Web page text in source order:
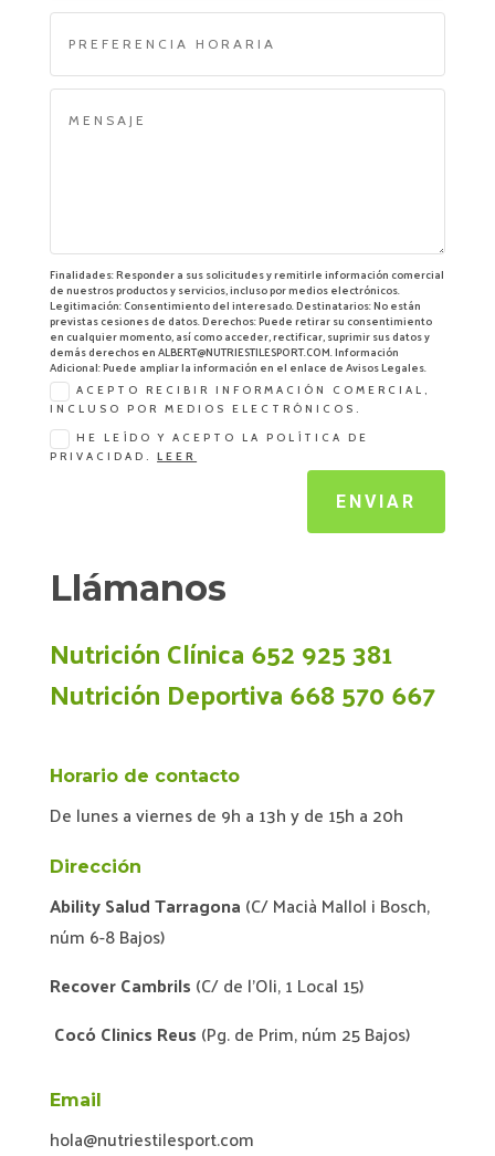
Finalidades: Responder a sus solicitudes y remitirle información comercial
de nuestros productos y servicios, incluso por medios electrónicos.
Legitimación: Consentimiento del interesado. Destinatarios: No están
previstas cesiones de datos. Derechos: Puede retirar su consentimiento
en cualquier momento, así como acceder, rectificar, suprimir sus datos y
demás derechos en ALBERT@NUTRIESTILESPORT.COM. Información
Adicional: Puede ampliar la información en el enlace de Avisos Legales.
ACEPTO RECIBIR INFORMACIÓN COMERCIAL,
INCLUSO POR MEDIOS ELECTRÓNICOS.
HE LEÍDO Y ACEPTO LA POLÍTICA DE
PRIVACIDAD.LEER
ENVIAR
Llámanos
Nutrición Clínica 652 925 381
Nutrición Deportiva 668 570 667
Horario de contacto
De lunes a viernes de 9h a 13h y de 15h a 20h
Dirección
Ability Salud Tarragona (C/ Macià Mallol i Bosch,
núm 6-8 Bajos)
Recover Cambrils (C/ de l'Oli, 1 Local 15)
Cocó Clinics Reus (Pg. de Prim, núm 25 Bajos)
Email
hola@nutriestilesport.com